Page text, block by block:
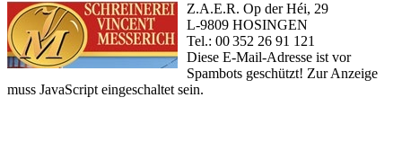
Z.A.E.R. Op der Héi, 29
L-9809 HOSINGEN
Tel.: 00 352 26 91 121
Diese E-Mail-Adresse ist vor
Spambots geschützt! Zur Anzeige
muss JavaScript eingeschaltet sein.